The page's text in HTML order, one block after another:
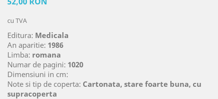
cu TVA
Editura: Medicala
An aparitie: 1986
Limba: romana
Numar de pagini: 1020
Dimensiuni in cm:
Note si tip de coperta: Cartonata, stare foarte buna, cu
supracoperta